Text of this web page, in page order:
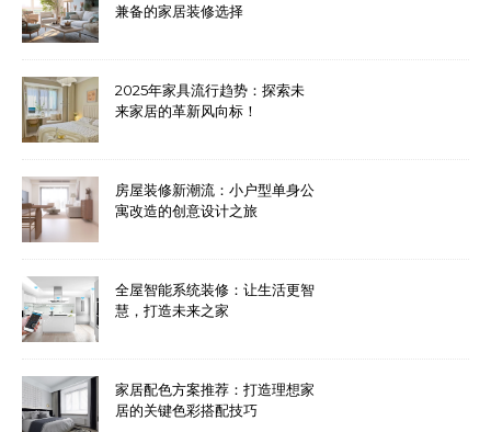
兼备的家居装修选择
2025年家具流行趋势：探索未
来家居的革新风向标！
房屋装修新潮流：小户型单身公
寓改造的创意设计之旅
全屋智能系统装修：让生活更智
慧，打造未来之家
家居配色方案推荐：打造理想家
居的关键色彩搭配技巧